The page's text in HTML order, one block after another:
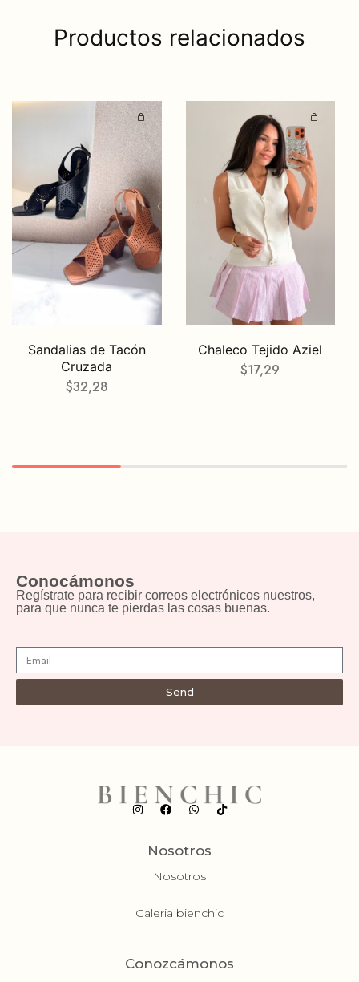
Productos relacionados
Sandalias de Tacón
Cruzada
$32,28
Chaleco Tejido Aziel
$17,29
Conocámonos
Regístrate para recibir correos electrónicos nuestros,
para que nunca te pierdas las cosas buenas.
Send
Nosotros
Nosotros
Galeria bienchic
Conozcámonos